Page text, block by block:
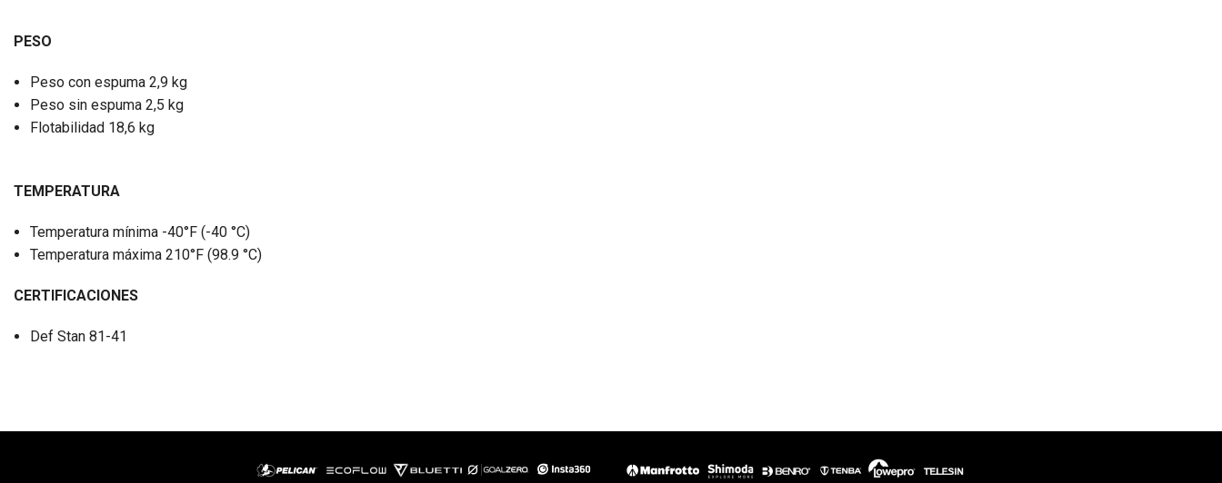
PESO
Peso con espuma 2,9 kg
Peso sin espuma 2,5 kg
Flotabilidad 18,6 kg
TEMPERATURA
Temperatura mínima -40°F (-40 °C)
Temperatura máxima 210°F (98.9 °C)
CERTIFICACIONES
Def Stan 81-41